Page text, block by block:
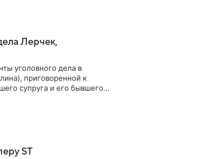
Лерчек,
уголовного дела в
приговоренной к
супруга и его бывшего
ST